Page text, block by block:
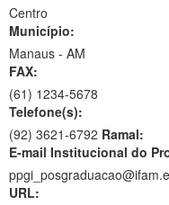
Centro
Município:
Manaus - AM
FAX:
(61) 1234-5678
Telefone(s):
(92) 3621-6792 Ramal:
E-mail Institucional do
URL: